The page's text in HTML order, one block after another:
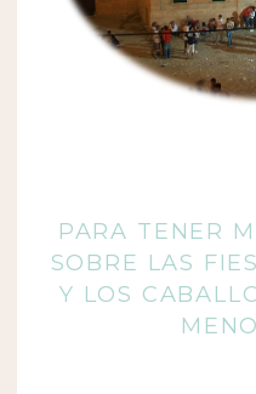
PARA TENER
SOBRE LAS
Y LOS